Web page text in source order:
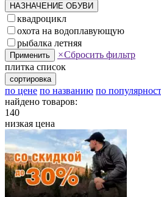
НАЗНАЧЕНИЕ ОБУВИ
квадроцикл
охота на водоплавующую
рыбалка летняя
Применить ×Сбросить фильтр
плитка список
сортировка
по цене по названию по
найдено товаров:
140
низкая цена